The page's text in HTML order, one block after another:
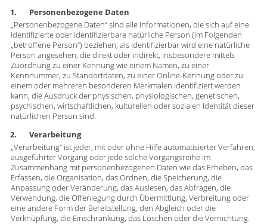
1. Personenbezogene Daten
„Personenbezogene Daten“ sind alle Informationen, die sich auf eine
identifizierte oder identifizierbare natürliche Person (im Folgenden
„betroffene Person“) beziehen; als identifizierbar wird eine natürliche
Person angesehen, die direkt oder indirekt, insbesondere mittels
Zuordnung zu einer Kennung wie einem Namen, zu einer
Kennnummer, zu Standortdaten, zu einer Online-Kennung oder zu
einem oder mehreren besonderen Merkmalen identifiziert werden
kann, die Ausdruck der physischen, physiologischen, genetischen,
psychischen, wirtschaftlichen, kulturellen oder sozialen Identität dieser
natürlichen Person sind.
2. Verarbeitung
„Verarbeitung“ ist jeder, mit oder ohne Hilfe automatisierter Verfahren,
ausgeführter Vorgang oder jede solche Vorgangsreihe im
Zusammenhang mit personenbezogenen Daten wie das Erheben, das
Erfassen, die Organisation, das Ordnen, die Speicherung, die
Anpassung oder Veränderung, das Auslesen, das Abfragen, die
Verwendung, die Offenlegung durch Übermittlung, Verbreitung oder
eine andere Form der Bereitstellung, den Abgleich oder die
Verknüpfung, die Einschränkung, das Löschen oder die Vernichtung.